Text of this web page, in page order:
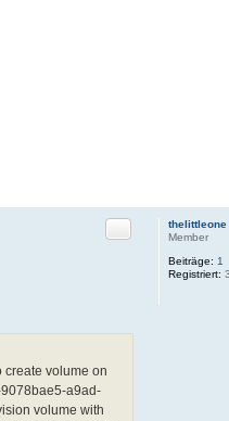
thelittleone
Member
Beiträge: 1
Registriert:
Zitat
create volume on
a9ad-
volume with